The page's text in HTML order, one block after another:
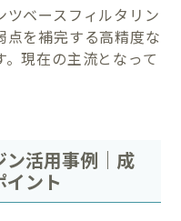
ベースフィルタリン
を補完する高精度な
現在の主流となって
活用事例｜成
ント